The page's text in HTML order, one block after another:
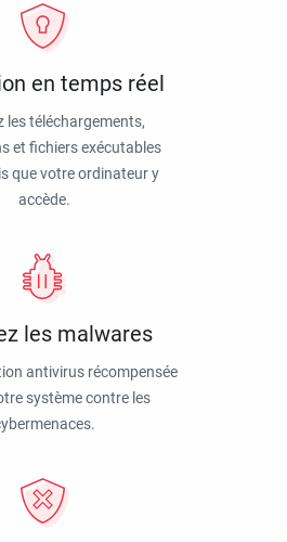
en temps réel
les téléchargements,
et fichiers exécutables
que votre ordinateur y
accède.
les malwares
antivirus récompensée
système contre les